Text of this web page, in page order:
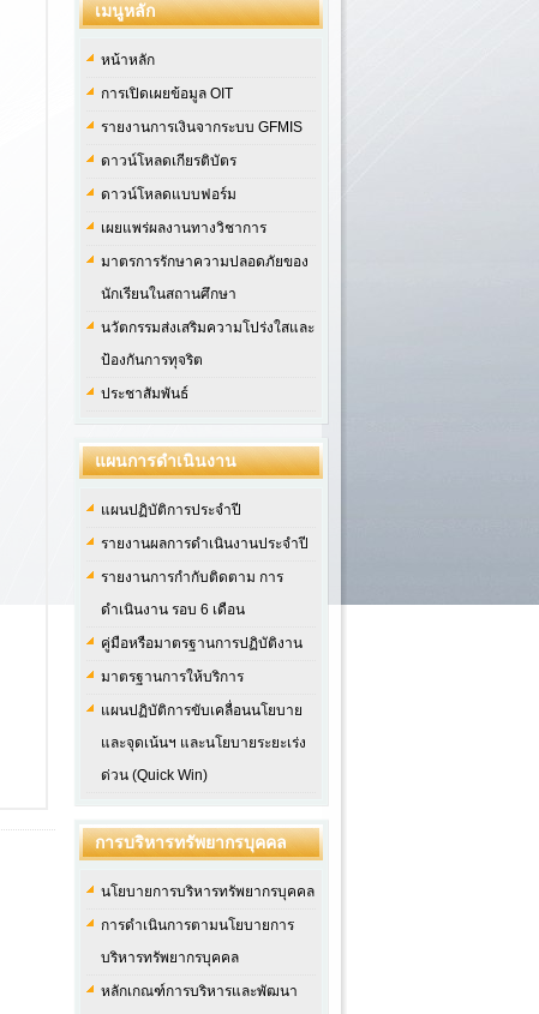
เมนูหลัก
หน้าหลัก
การเปิดเผยข้อมูล OIT
รายงานการเงินจากระบบ GFMIS
ดาวน์โหลดเกียรติบัตร
ดาวน์โหลดแบบฟอร์ม
เผยแพร่ผลงานทางวิชาการ
มาตรการรักษาความปลอดภัยของ
นักเรียนในสถานศึกษา
นวัตกรรมส่งเสริมความโปร่งใสและ
ป้องกันการทุจริต
ประชาสัมพันธ์
แผนการดำเนินงาน
แผนปฏิบัติการประจำปี
รายงานผลการดำเนินงานประจำปี
รายงานการกำกับติดตาม การ
ดำเนินงาน รอบ 6 เดือน
คู่มือหรือมาตรฐานการปฏิบัติงาน
มาตรฐานการให้บริการ
แผนปฏิบัติการขับเคลื่อนนโยบาย
และจุดเน้นฯ และนโยบายระยะเร่ง
ด่วน (Quick Win)
การบริหารทรัพยากรบุคคล
นโยบายการบริหารทรัพยากรบุคคล
การดำเนินการตามนโยบายการ
บริหารทรัพยากรบุคคล
หลักเกณฑ์การบริหารและพัฒนา